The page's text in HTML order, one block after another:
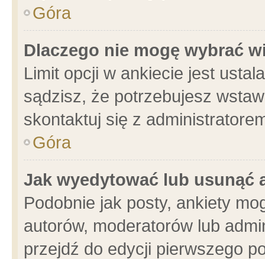
Góra
Dlaczego nie mogę wybrać
Limit opcji w ankiecie jest
sądzisz, że potrzebujesz
skontaktuj się z
Góra
Jak wyedytować lub usunąć
Podobnie jak posty, ankiety
autorów, moderatorów lub
przejdź do edycji pierwszego